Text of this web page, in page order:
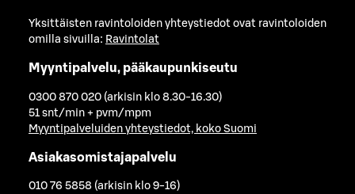
Yksittäisten ravintoloiden yhteystiedot ovat ravintoloiden
omilla sivuilla: Ravintolat
Myyntipalvelu, pääkaupunkiseutu
0300 870 020 (arkisin klo 8.30-16.30)
51 snt/min + pvm/mpm
Myyntipalveluiden yhteystiedot, koko Suomi
Asiakasomistajapalvelu
010 76 5858 (arkisin klo 9-16)